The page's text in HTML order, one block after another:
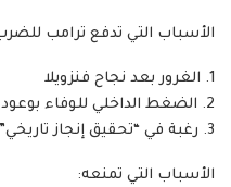
‏الأسباب التي تدفع ترامب
‏الأسباب التي تمنعه: